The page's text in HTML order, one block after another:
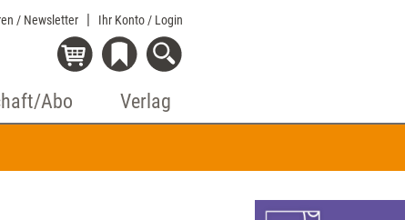
/ Newsletter Ihr Konto / Login
Abo Verlag